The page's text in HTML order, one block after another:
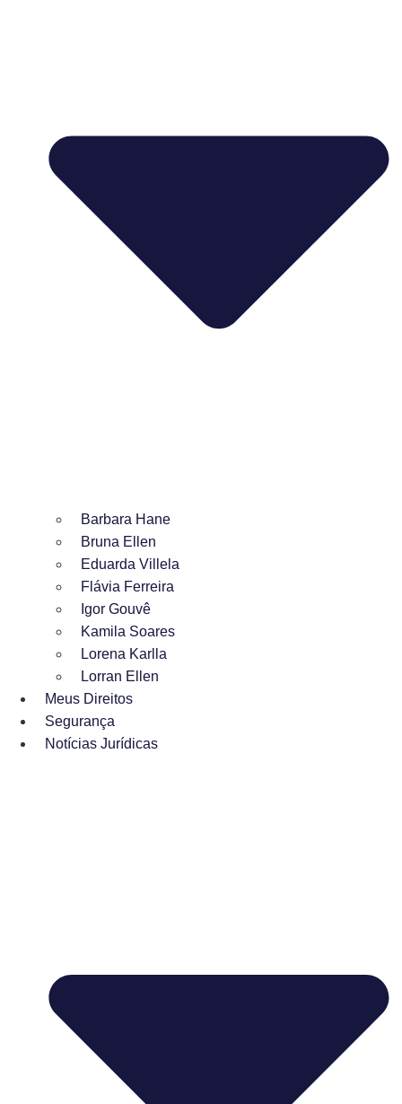
Barbara Hane
Bruna Ellen
Eduarda Villela
Flávia Ferreira
Igor Gouvê
Kamila Soares
Lorena Karlla
Lorran Ellen
Meus Direitos
Segurança
Notícias Jurídicas